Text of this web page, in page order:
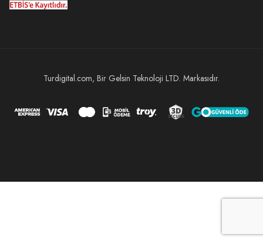
Turdigital.com, Bir Gelsin Teknoloji LTD. Markasıdır.